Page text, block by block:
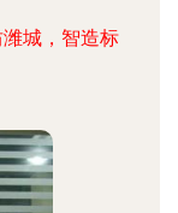
城，智造标